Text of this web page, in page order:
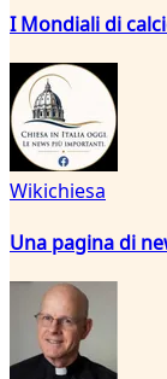
I Mondiali di
Wikichiesa
Una pagina di